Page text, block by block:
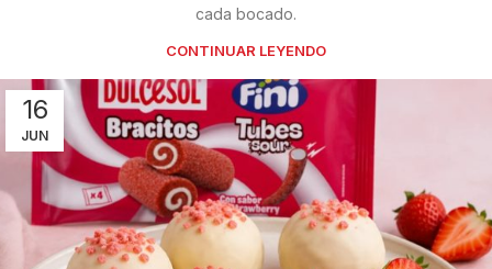
cada bocado.
CONTINUAR LEYENDO
16
JUN